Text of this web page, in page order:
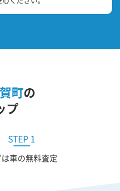
町の
プ
STEP 1
は車の無料査定